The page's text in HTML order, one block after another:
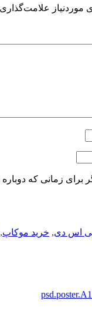
برای زمانی که
اس دی, خرید موکاپ,